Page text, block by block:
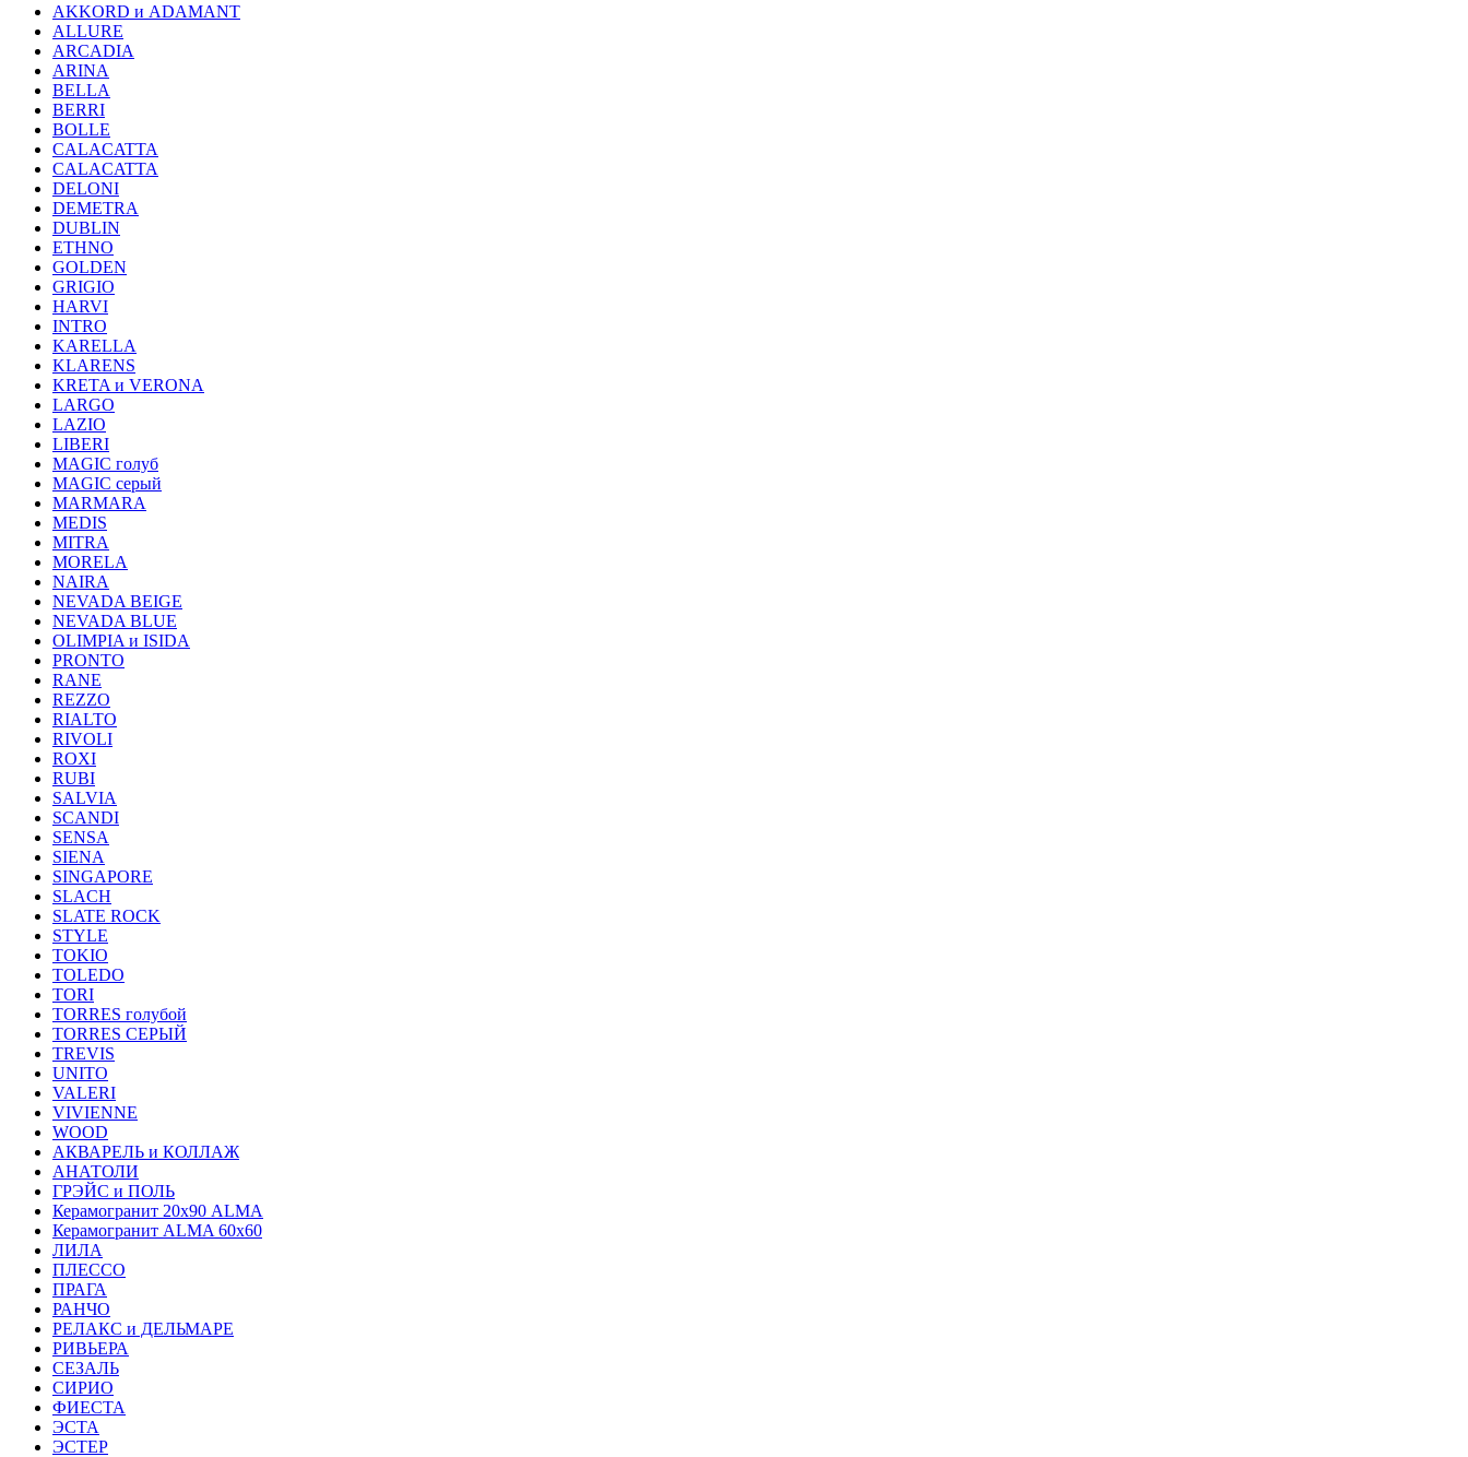
AKKORD и ADAMANT
ALLURE
ARCADIA
ARINA
BELLA
BERRI
BOLLE
CALACATTA
CALACATTA
DELONI
DEMETRA
DUBLIN
ETHNO
GOLDEN
GRIGIO
HARVI
INTRO
KARELLA
KLARENS
KRETA и VERONA
LARGO
LAZIO
LIBERI
MAGIC голуб
MAGIC серый
MARMARA
MEDIS
MITRA
MORELA
NAIRA
NEVADA BEIGE
NEVADA BLUE
OLIMPIA и ISIDA
PRONTO
RANE
REZZO
RIALTO
RIVOLI
ROXI
RUBI
SALVIA
SCANDI
SENSA
SIENA
SINGAPORE
SLACH
SLATE ROCK
STYLE
TOKIO
TOLEDO
TORI
TORRES голубой
TORRES СЕРЫЙ
TREVIS
UNITO
VALERI
VIVIENNE
WOOD
АКВАРЕЛЬ и КОЛЛАЖ
АНАТОЛИ
ГРЭЙС и ПОЛЬ
Керамогранит 20х90 ALMA
Керамогранит ALMA 60х60
ЛИЛА
ПЛЕССО
ПРАГА
РАНЧО
РЕЛАКС и ДЕЛЬМАРЕ
РИВЬЕРА
СЕЗАЛЬ
СИРИО
ФИЕСТА
ЭСТА
ЭСТЕР